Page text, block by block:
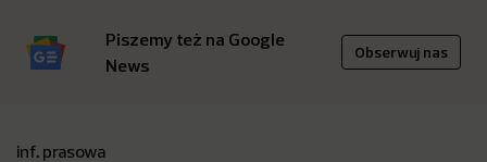
Piszemy też na Google
News
Obserwuj nas
inf. prasowa